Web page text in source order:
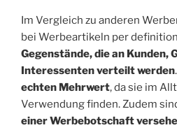
Im Vergleich zu anderen
bei Werbeartikeln per
Gegenstände, die an Kunden,
Interessenten verteilt werden
echten Mehrwert, da sie im
Verwendung finden. Zudem
einer Werbebotschaft